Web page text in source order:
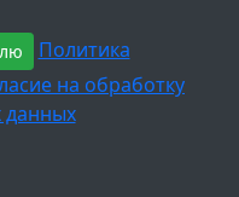
Политика
на обработку
данных